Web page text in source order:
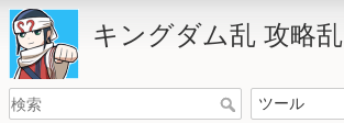
キングダム乱 攻略乱